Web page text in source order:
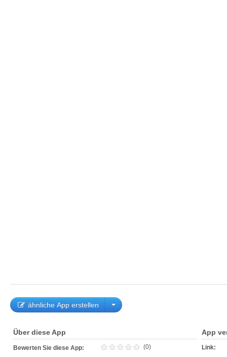
ähnliche App erstellen
Über diese App
Bewerten Sie diese App: (0)
App
Link: